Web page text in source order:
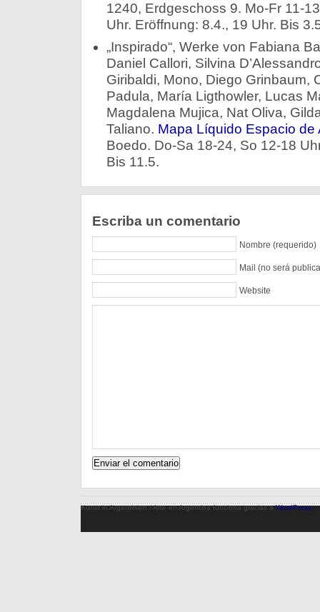
1240, Erdgeschoss 9. Mo-Fr 11-
Uhr. Eröffnung: 8.4., 19 Uhr. Bis
„Inspirado“, Werke von Fabiana
Daniel Callori, Silvina
Giribaldi, Mono, Diego Grinbaum,
Padula, María Ligthowler, Lucas
Magdalena Mujica, Nat Oliva,
Taliano. Mapa Líquido Espacio de
Boedo. Do-Sa 18-24, So 12-18
Bis 11.5.
Escriba un comentario
Nombre (requerido)
Mail (no será
Website
Kunst in Argentinien / Arte en Argentina funciona gracias aWordPress